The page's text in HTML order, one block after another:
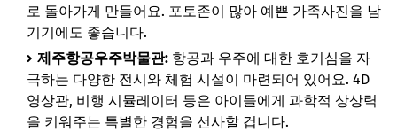
로 돌아가게 만들어요. 포토존이 많아 예쁜 가족사진을 남
기기에도 좋습니다.
제주항공우주박물관: 항공과 우주에 대한 호기심을 자
극하는 다양한 전시와 체험 시설이 마련되어 있어요. 4D
영상관, 비행 시뮬레이터 등은 아이들에게 과학적 상상력
을 키워주는 특별한 경험을 선사할 겁니다.